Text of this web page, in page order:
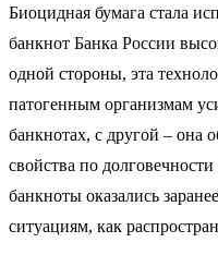
Биоцидная бумага стала
банкнот Банка России
одной стороны, эта
патогенным организмам
банкнотах, с другой – она
свойства по
банкноты оказались
ситуациям, как